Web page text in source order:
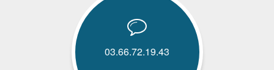
03.66.72.19.43